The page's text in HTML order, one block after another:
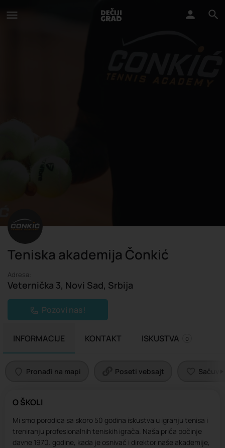
Teniska akademija Čonkić
Adresa:
Veternička 3, Novi Sad, Srbija
Pozovi nas!
INFORMACIJE KONTAKT ISKUSTVA 0
Pronađi na mapi Poseti vebsajt
O ŠKOLI
Mi smo porodica sa skoro 50 godina iskustva u igranju tenisa i
treniranju profesionalnih teniskih igrača. Naša priča počinje
davne 1970. godine, kada je osnivač i direktor naše akademije,